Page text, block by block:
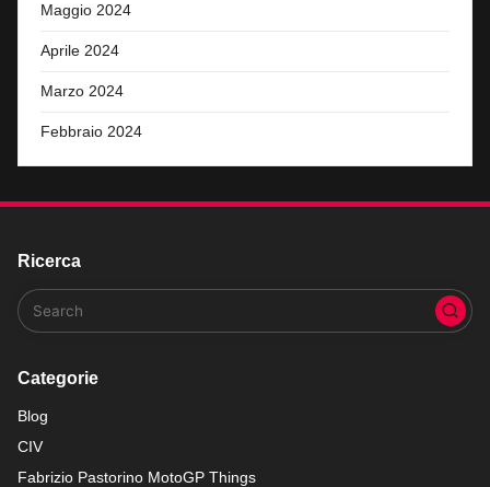
Maggio 2024
Aprile 2024
Marzo 2024
Febbraio 2024
Ricerca
Categorie
Blog
CIV
Fabrizio Pastorino MotoGP Things